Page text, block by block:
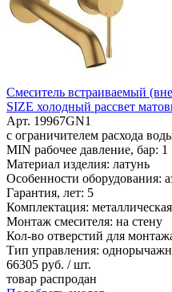
Смеситель встраиваемый
SIZE холодный рассвет
Арт. 19967GN1
с ограничителем расхода
MIN рабочее давление, бар: 1
Материал изделия: латунь
Особенности оборудования:
Гарантия, лет: 5
Комплектация:
Монтаж смесителя: на стену
Кол-во отверстий для
Тип управления:
66305 руб. / шт.
товар распродан